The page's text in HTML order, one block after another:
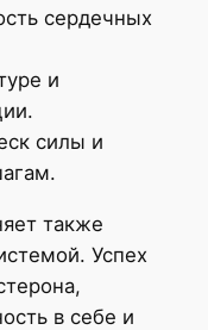
сердечных
и
силы и
также
Успех
в себе и